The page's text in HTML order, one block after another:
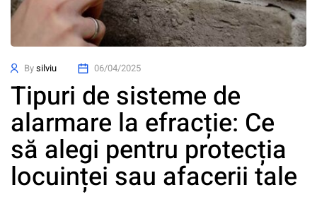
Bysilviu 06/04/2025
Tipuri de sisteme de
alarmare la efracție: Ce
să alegi pentru protecția
locuinței sau afacerii tale